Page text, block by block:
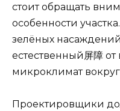
стоит обращать
особенности
зелёных
естественный屏障
микроклимат
Проектировщики